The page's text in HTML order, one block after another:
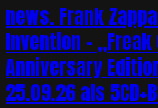
news. Frank
Invention – „Freak
Anniversary
25.09.26 als